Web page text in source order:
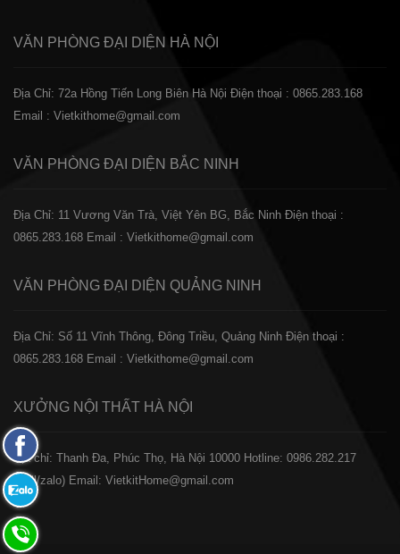
VĂN PHÒNG ĐẠI DIỆN HÀ NỘI
Địa Chỉ: 72a Hồng Tiến Long Biên Hà Nội Điện thoại : 0865.283.168
Email : Vietkithome@gmail.com
VĂN PHÒNG ĐẠI DIỆN BẮC NINH
Địa Chỉ: 11 Vương Văn Trà, Việt Yên BG, Bắc Ninh Điện thoại :
0865.283.168 Email : Vietkithome@gmail.com
VĂN PHÒNG ĐẠI DIỆN QUẢNG NINH
Địa Chỉ: Số 11 Vĩnh Thông, Đông Triều, Quảng Ninh Điện thoại :
0865.283.168 Email : Vietkithome@gmail.com
XƯỞNG NỘI THẤT HÀ NỘI
️Địa chỉ: Thanh Đa, Phúc Thọ, Hà Nội 10000 Hotline: 0986.282.217
(Call/zalo) Email: VietkitHome@gmail.com
Fanpage
Facebook
Zalo:
0865.283.168
Hotline: